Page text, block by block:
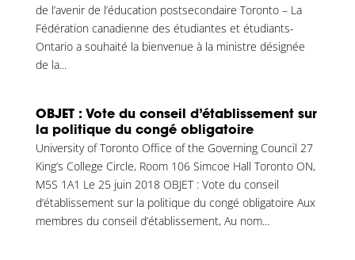
de l’avenir de l’éducation postsecondaire Toronto – La
Fédération canadienne des étudiantes et étudiants-
Ontario a souhaité la bienvenue à la ministre désignée
de la...
OBJET : Vote du conseil d’établissement sur
la politique du congé obligatoire
University of Toronto Office of the Governing Council 27
King’s College Circle, Room 106 Simcoe Hall Toronto ON,
M5S 1A1 Le 25 juin 2018 OBJET : Vote du conseil
d’établissement sur la politique du congé obligatoire Aux
membres du conseil d’établissement, Au nom...